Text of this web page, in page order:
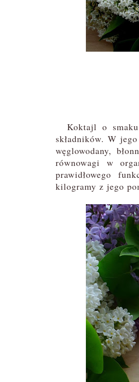
Koktajl o smaku
składników. W
węglowodany,
równowagi w
prawidłowego
kilogramy z jego